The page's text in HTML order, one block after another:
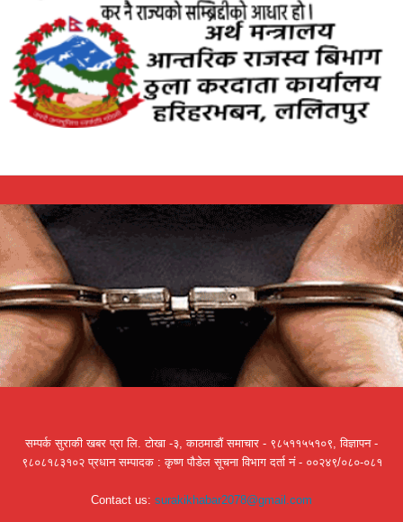
सम्पर्क सुराकी खबर प्रा लि. टोखा -३, काठमाडौं समाचार - ९८५११५५१०९, विज्ञापन -
९८०८१८३१०२ प्रधान सम्पादक : कृष्ण पौडेल सूचना विभाग दर्ता नं - ००२४९/०८०-०८१
Contact us: surakikhabar2078@gmail.com